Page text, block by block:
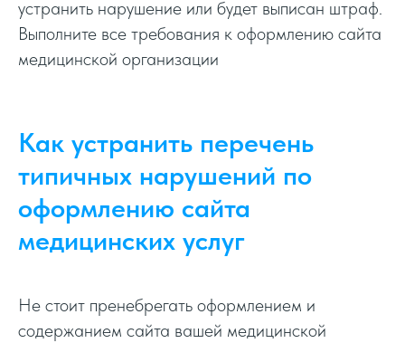
устранить нарушение или будет выписан штраф.
Выполните все требования к оформлению сайта
медицинской организации
Как устранить перечень
типичных нарушений по
оформлению сайта
медицинских услуг
Не стоит пренебрегать оформлением и
содержанием сайта вашей медицинской